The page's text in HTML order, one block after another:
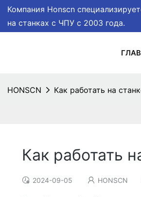
Компания Honscn
на станках с ЧПУ с 2003 года.
HONSCN Как работать на
Как работать
2024-09-05 HONSCN